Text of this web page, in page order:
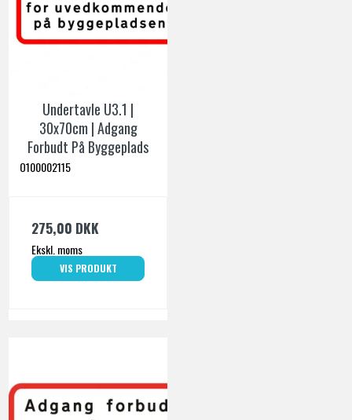
Undertavle U3.1 |
30x70cm | Adgang
Forbudt På Byggeplads
O100002115
275,00 DKK
Ekskl. moms
VIS PRODUKT